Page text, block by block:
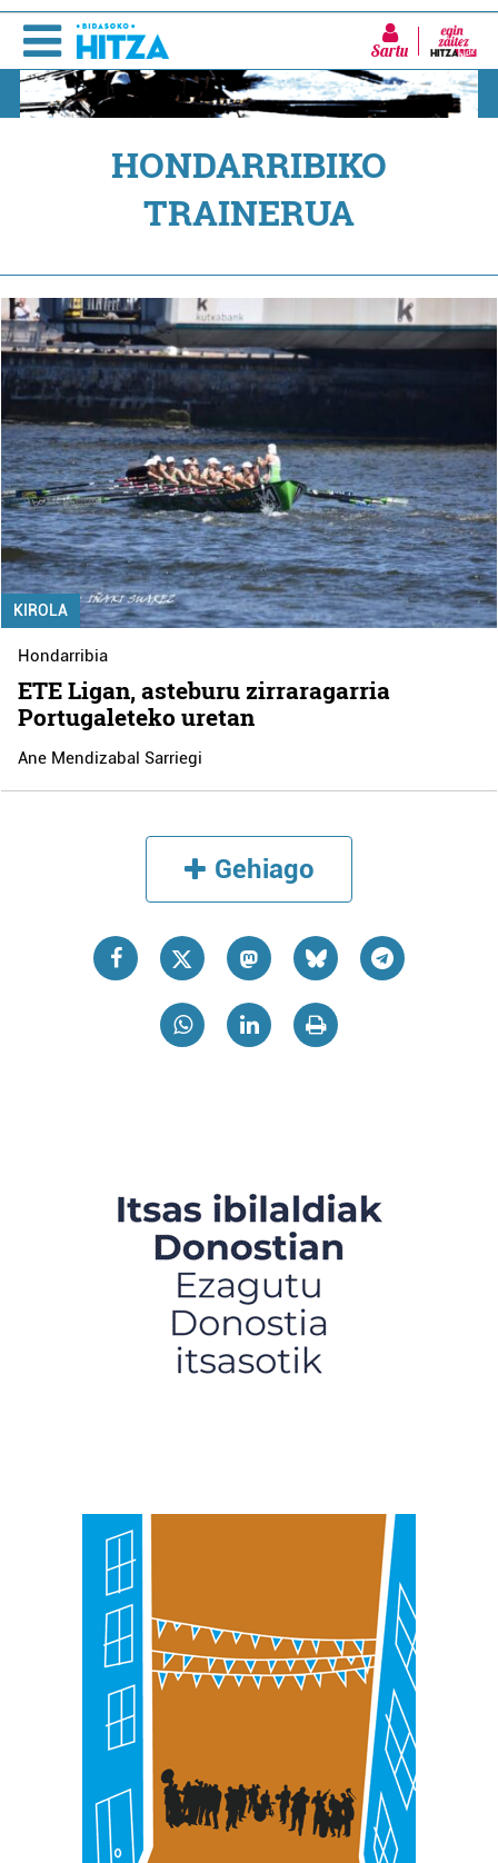
Sartu
HONDARRIBIKO
TRAINERUA
KIROLA
Hondarribia
ETE Ligan, asteburu zirraragarria
Portugaleteko uretan
Ane Mendizabal Sarriegi
Gehiago